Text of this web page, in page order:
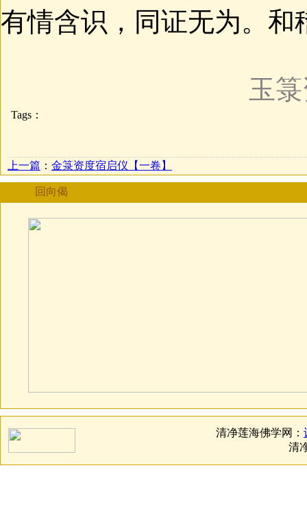
有情含识，同证无为。和
玉
Tags：
上一篇 ： 金箓资度宿启仪【一卷】
回向偈
清净莲海佛学网：
清